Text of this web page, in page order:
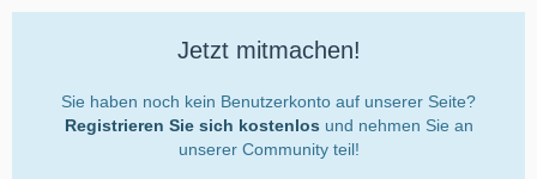
Jetzt mitmachen!
Sie haben noch kein Benutzerkonto auf unserer Seite?
Registrieren Sie sich kostenlos und nehmen Sie an
unserer Community teil!